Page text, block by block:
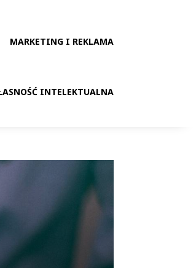
MARKETING I REKLAMA
INTELEKTUALNA